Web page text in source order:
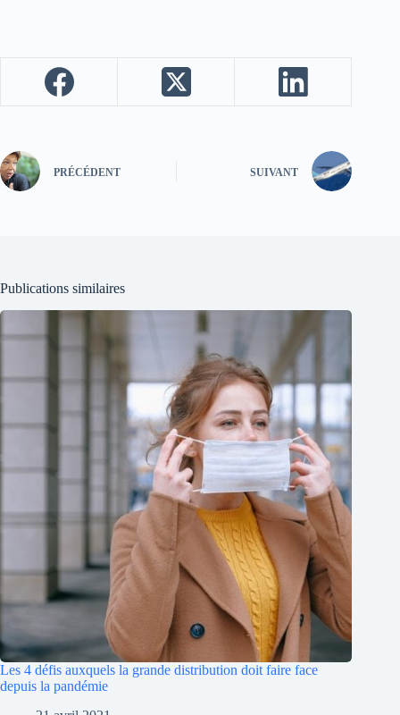
PRÉCÉDENT SUIVANT
Publications similaires
Les 4 défis auxquels la grande distribution doit faire face
depuis la pandémie